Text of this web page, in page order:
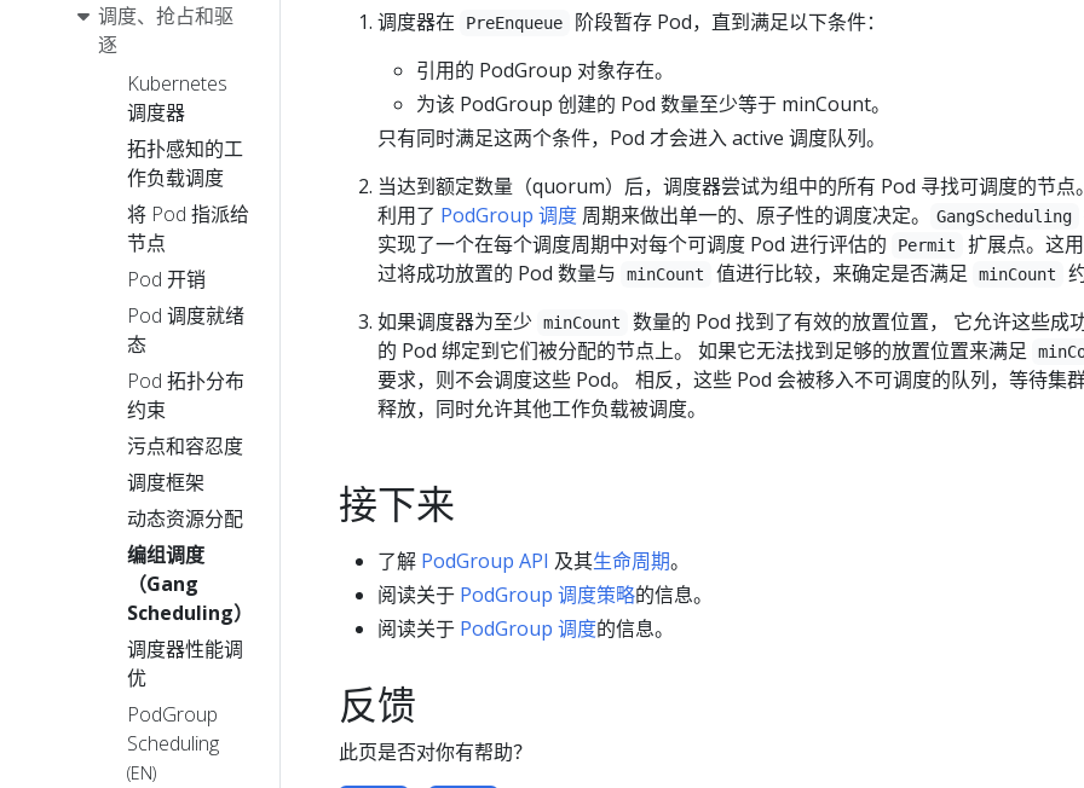
调度、抢占和驱
逐
Kubernetes
调度器
拓扑感知的工
作负载调度
将 Pod 指派给
节点
Pod 开销
Pod 调度就绪
态
Pod 拓扑分布
约束
污点和容忍度
调度框架
动态资源分配
编组调度
（Gang
Scheduling）
调度器性能调
优
PodGroup
Scheduling
(EN)
调度器在
PreEnqueue
阶段暂存 Pod，直到满足以下条件：
引用的 PodGroup 对象存在。
为该 PodGroup 创建的 Pod 数量至少等于 minCount。
只有同时满足这两个条件，Pod 才会进入 active 调度队列。
当达到额定数量（quorum）后，调度器尝试为组中的所有 Pod 寻找可调度的节点
利用了 PodGroup 调度 周期来做出单一的、原子性的调度决定。 GangScheduling
实现了一个在每个调度周期中对每个可调度 Pod 进行评估的
Permit
扩展点。这
过将成功放置的 Pod 数量与
minCount 值进行比较，来确定是否满足 minCount
如果调度器为至少
minCount
数量的 Pod 找到了有效的放置位置， 它允许这些成
的 Pod 绑定到它们被分配的节点上。 如果它无法找到足够的放置位置来满足
要求，则不会调度这些 Pod。 相反，这些 Pod 会被移入不可调度的队列，等待集
释放，同时允许其他工作负载被调度。
接下来
了解 PodGroup API 及其生命周期。
阅读关于 PodGroup 调度策略的信息。
阅读关于 PodGroup 调度的信息。
反馈
此页是否对你有帮助？